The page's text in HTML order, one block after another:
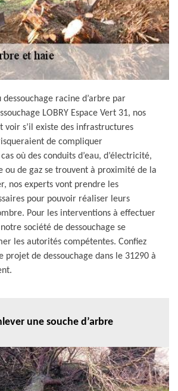
racine d’arbre par
LOBRY Espace Vert 31, nos
voir s’il existe des infrastructures
de compliquer
où des conduits d’eau, d’électricité,
ou de gaz se trouvent à proximité de la
nos experts vont prendre les
pour pouvoir réaliser leurs
Pour les interventions à effectuer
société de dessouchage se
les autorités compétentes. Confiez
projet de dessouchage dans le 31290 à
une souche d’arbre